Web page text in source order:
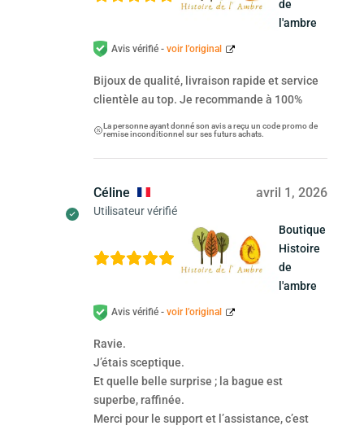
de
l'ambre
Avis vérifié - voir l’original
Bijoux de qualité, livraison rapide et service
clientèle au top. Je recommande à 100%
La personne ayant donné son avis a reçu un code promo de
remise inconditionnel sur ses futurs achats.
Céline
Utilisateur vérifié
avril 1, 2026
Boutique
Histoire
de
l'ambre
Avis vérifié - voir l’original
Ravie.
J’étais sceptique.
Et quelle belle surprise ; la bague est
superbe, raffinée.
Merci pour le support et l’assistance, c’est